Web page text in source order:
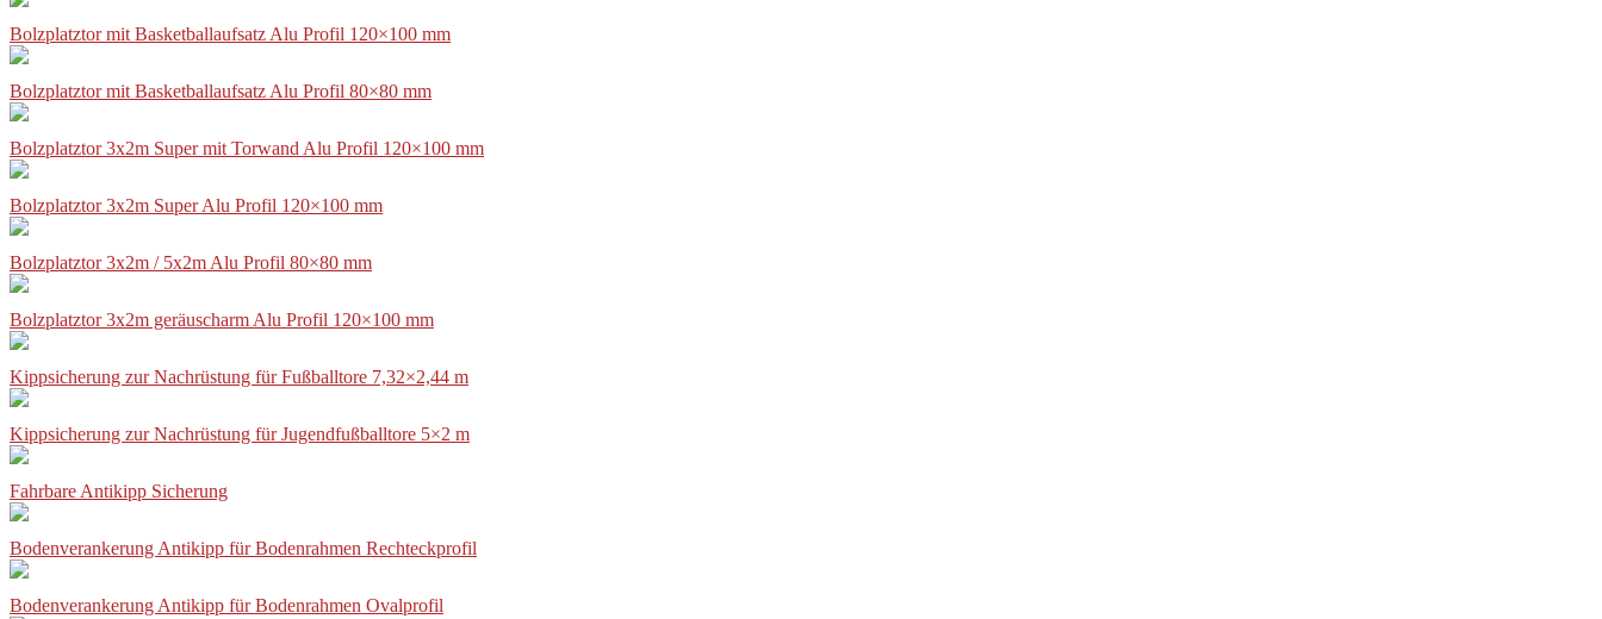
Bolzplatztor mit Basketballaufsatz Alu Profil 120×100 mm
Bolzplatztor mit Basketballaufsatz Alu Profil 80×80 mm
Bolzplatztor 3x2m Super mit Torwand Alu Profil 120×100 mm
Bolzplatztor 3x2m Super Alu Profil 120×100 mm
Bolzplatztor 3x2m / 5x2m Alu Profil 80×80 mm
Bolzplatztor 3x2m geräuscharm Alu Profil 120×100 mm
Kippsicherung zur Nachrüstung für Fußballtore 7,32×2,44 m
Kippsicherung zur Nachrüstung für Jugendfußballtore 5×2 m
Fahrbare Antikipp Sicherung
Bodenverankerung Antikipp für Bodenrahmen Rechteckprofil
Bodenverankerung Antikipp für Bodenrahmen Ovalprofil